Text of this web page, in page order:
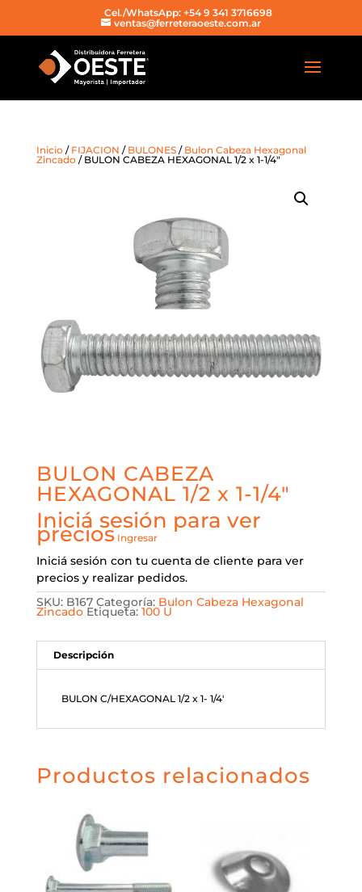
Cel./WhatsApp: +54 9 341 3716698
ventas@ferreteraoeste.com.ar
Inicio / FIJACION / BULONES/ Bulon Cabeza Hexagonal
Zincado / BULON CABEZA HEXAGONAL 1/2 x 1-1/4″
BULON CABEZA
HEXAGONAL 1/2 x 1-1/4″
Iniciá sesión para ver
precios Ingresar
Iniciá sesión con tu cuenta de cliente para ver
precios y realizar pedidos.
SKU: B167 Categoría: Bulon Cabeza Hexagonal
Zincado Etiqueta: 100 U
Descripción
BULON C/HEXAGONAL 1/2 x 1- 1/4′
Productos relacionados